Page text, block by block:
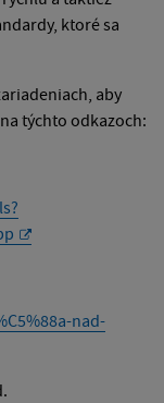
ktoré sa
aby
týchto odkazoch:
nad-